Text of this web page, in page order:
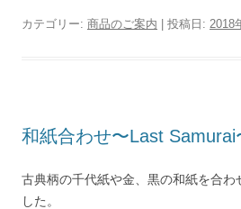
カテゴリー: 商品のご案内 | 投稿日: 2018
和紙合わせ〜Last Samurai
古典柄の千代紙や金、黒の和紙を合わ
した。